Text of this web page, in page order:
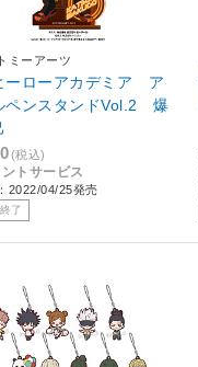
ミーアーツ
ーローアカデミア ア
ペンスタンドVol.2 爆
(税込)
トサービス
2022/04/25発売
了